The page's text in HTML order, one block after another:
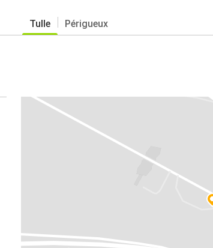
Tulle Périgueux